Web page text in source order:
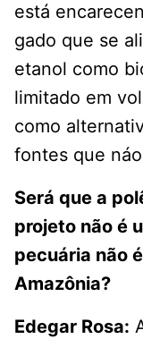
está
gado que se
etanol como
limitado em
como
fontes que
Será que a
projeto não é
pecuária não
Amazônia?
Edegar Rosa: